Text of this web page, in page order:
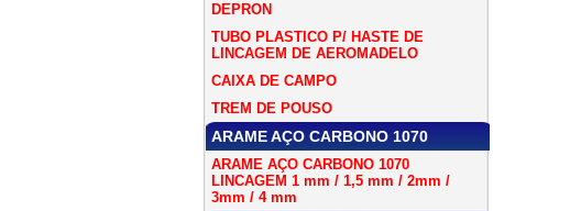
DEPRON
TUBO PLASTICO P/ HASTE DE
LINCAGEM DE AEROMADELO
CAIXA DE CAMPO
TREM DE POUSO
ARAME AÇO CARBONO 1070
ARAME AÇO CARBONO 1070
LINCAGEM 1 mm / 1,5 mm / 2mm /
3mm / 4 mm